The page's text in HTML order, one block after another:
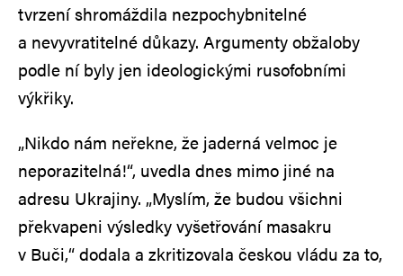
tvrzení shromáždila nezpochybnitelné
a nevyvratitelné důkazy. Argumenty obžaloby
podle ní byly jen ideologickými rusofobními
výkřiky.
„Nikdo nám neřekne, že jaderná velmoc je
neporazitelná!“, uvedla dnes mimo jiné na
adresu Ukrajiny. „Myslím, že budou všichni
překvapeni výsledky vyšetřování masakru
v Buči,“ dodala a zkritizovala českou vládu za to,